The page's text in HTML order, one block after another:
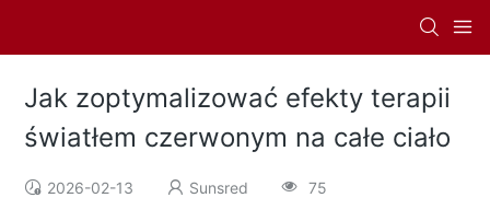
Jak zoptymalizować efekty terapii
światłem czerwonym na całe ciało
2026-02-13 Sunsred 75